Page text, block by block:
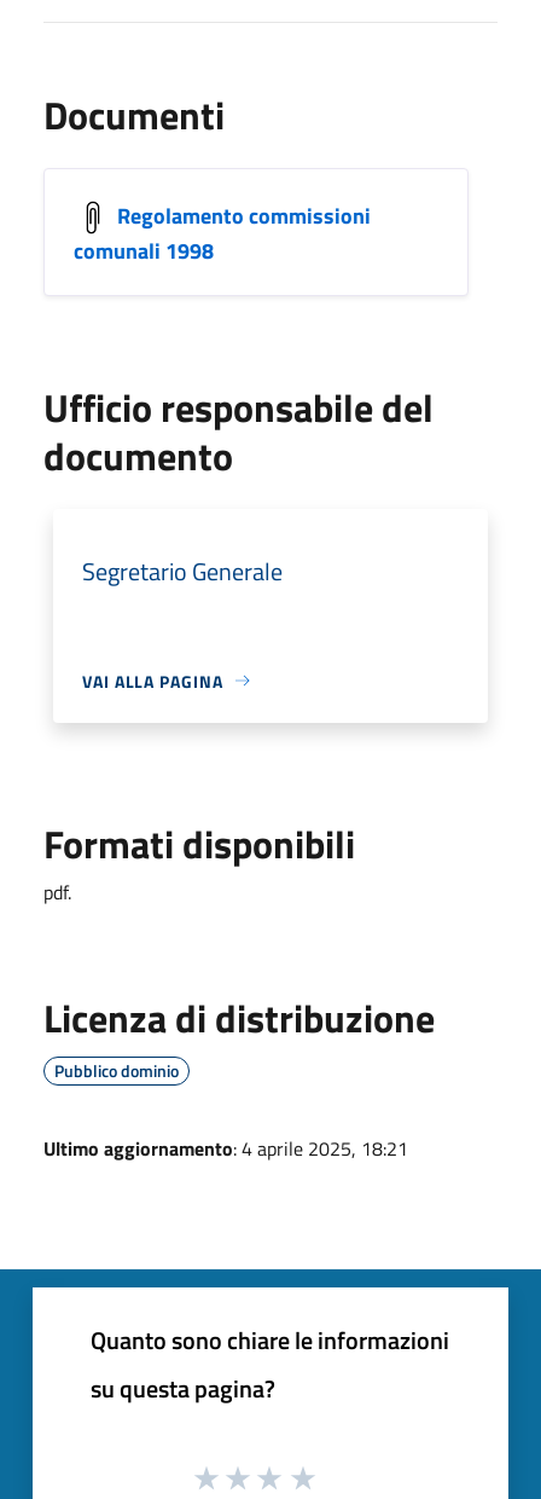
Documenti
Regolamento commissioni
comunali 1998
Ufficio responsabile del
documento
Segretario Generale
VAI ALLA PAGINA
Formati disponibili
pdf.
Licenza di distribuzione
Pubblico dominio
Ultimo aggiornamento: 4 aprile 2025, 18:21
Quanto sono chiare le informazioni
su questa pagina?